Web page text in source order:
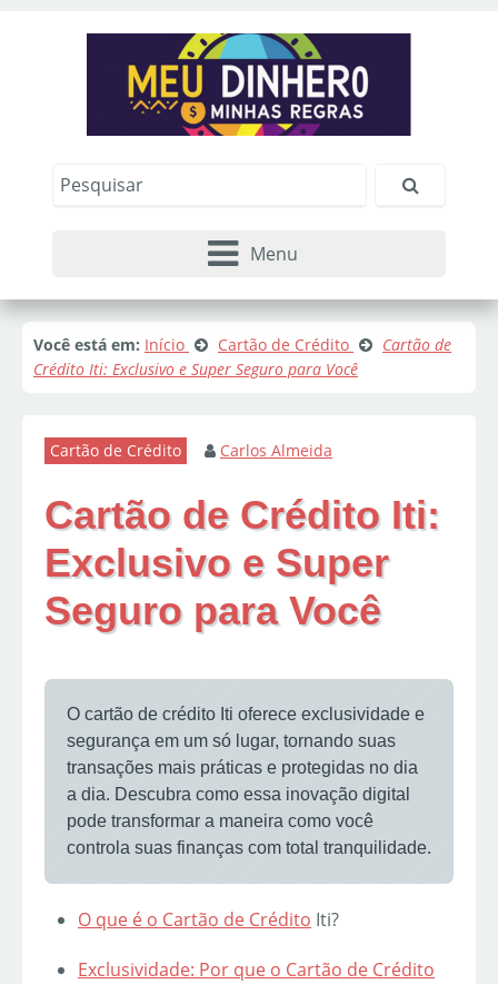
Menu
Você está em: Início Cartão de Crédito
Cartão de
Crédito Iti: Exclusivo e Super Seguro para Você
Cartão de Crédito Carlos Almeida
Cartão de Crédito Iti:
Exclusivo e Super
Seguro para Você
O cartão de crédito Iti oferece exclusividade e
segurança em um só lugar, tornando suas
transações mais práticas e protegidas no dia
a dia. Descubra como essa inovação digital
pode transformar a maneira como você
controla suas finanças com total tranquilidade.
O que é o Cartão de Crédito Iti?
Exclusividade: Por que o Cartão de Crédito